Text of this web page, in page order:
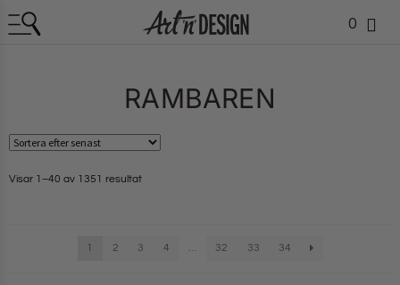
0
RAMBAREN
Visar 1–40 av 1351 resultat
1 2 3 4 … 32 33 34